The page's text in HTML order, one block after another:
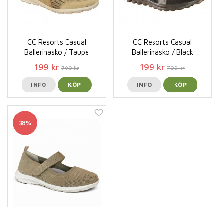
CC Resorts Casual
Ballerinasko / Taupe
199 kr 700 kr
INFO KÖP
CC Resorts Casual
Ballerinasko / Black
199 kr 700 kr
INFO KÖP
38%